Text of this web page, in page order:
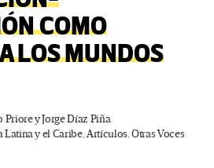
COMO
LOS MUNDOS
Priore y Jorge Díaz Piña
Latina y el Caribe,Artículos,Otras Voces